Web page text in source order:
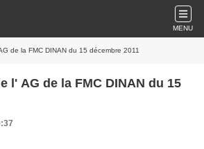
MENU
de la FMC DINAN du 15 décembre 2011
l' AG de la FMC DINAN du 15